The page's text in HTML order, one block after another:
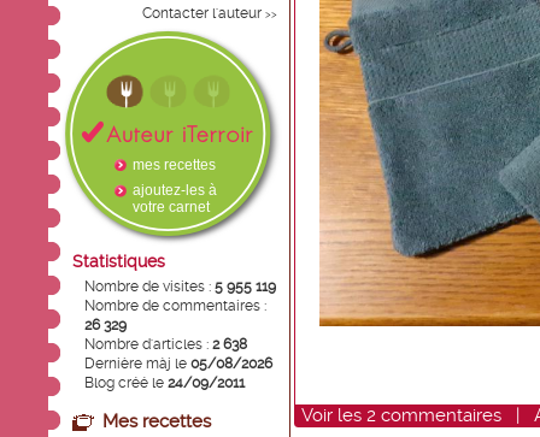
Contacter l'auteur >>
mes recettes
ajoutez-les à
votre carnet
Statistiques
Nombre de visites : 5 955 119
Nombre de commentaires :
26 329
Nombre d'articles : 2 638
Dernière màj le 05/08/2026
Blog créé le 24/09/2011
Mes recettes Voir les 2 commentaires |